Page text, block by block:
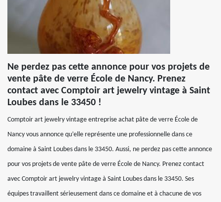
Ne perdez pas cette annonce pour vos projets de
vente pâte de verre École de Nancy. Prenez
contact avec Comptoir art jewelry vintage à Saint
Loubes dans le 33450 !
Comptoir art jewelry vintage entreprise achat pâte de verre École de
Nancy vous annonce qu’elle représente une professionnelle dans ce
domaine à Saint Loubes dans le 33450. Aussi, ne perdez pas cette annonce
pour vos projets de vente pâte de verre École de Nancy. Prenez contact
avec Comptoir art jewelry vintage à Saint Loubes dans le 33450. Ses
équipes travaillent sérieusement dans ce domaine et à chacune de vos